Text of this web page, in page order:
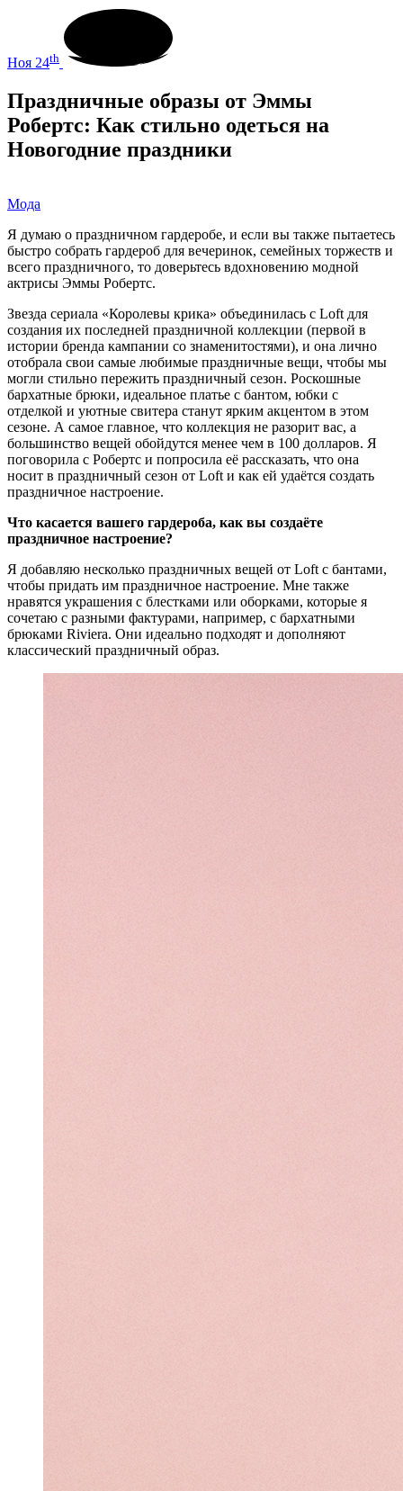
Ноя 24th
Праздничные образы от Эммы
Робертс: Как стильно одеться на
Новогодние праздники
Мода
Я думаю о праздничном гардеробе, и если вы также пытаетесь
быстро собрать гардероб для вечеринок, семейных торжеств и
всего праздничного, то доверьтесь вдохновению модной
актрисы Эммы Робертс.
Звезда сериала «Королевы крика» объединилась с Loft для
создания их последней праздничной коллекции (первой в
истории бренда кампании со знаменитостями), и она лично
отобрала свои самые любимые праздничные вещи, чтобы мы
могли стильно пережить праздничный сезон. Роскошные
бархатные брюки, идеальное платье с бантом, юбки с
отделкой и уютные свитера станут ярким акцентом в этом
сезоне. А самое главное, что коллекция не разорит вас, а
большинство вещей обойдутся менее чем в 100 долларов. Я
поговорила с Робертс и попросила её рассказать, что она
носит в праздничный сезон от Loft и как ей удаётся создать
праздничное настроение.
Что касается вашего гардероба, как вы создаёте
праздничное настроение?
Я добавляю несколько праздничных вещей от Loft с бантами,
чтобы придать им праздничное настроение. Мне также
нравятся украшения с блестками или оборками, которые я
сочетаю с разными фактурами, например, с бархатными
брюками Riviera. Они идеально подходят и дополняют
классический праздничный образ.